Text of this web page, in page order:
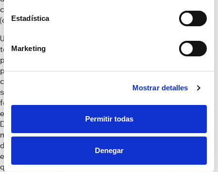
Estadística
Marketing
Mostrar detalles
Permitir todas
Denegar
cuenta “escrow”
(cuenta de depósito).
Una vez se consiga la
totalidad del
préstamo
participativo, se
cerrará la inversión y
se transferirán los
fondos custodiados
en la cuenta escrow a
Datacasas y,
mediante la tecnología
de RealFund, se
emitirán los tokens,
que se enviarán al